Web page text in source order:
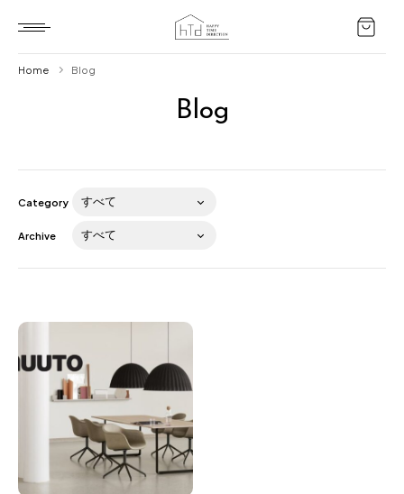
About us
for Business
Recruit
Contact
Blog
Home Blog
Category
Archive